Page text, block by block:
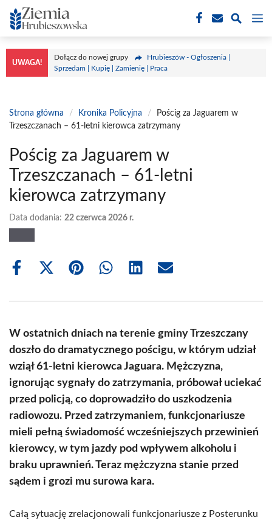
Przejdź
do
treści
UWAGA!
Dołącz do nowej grupy
Hrubieszów - Ogłoszenia |
Sprzedam | Kupię | Zamienię | Praca
Strona główna / Kronika Policyjna /
Pościg za Jaguarem w
Trzeszczanach – 61-letni kierowca zatrzymany
Pościg za Jaguarem w
Trzeszczanach – 61-letni
kierowca zatrzymany
Data dodania: 22 czerwca 2026 r.
Share
Share
(Twitter)
Share Share Share Share
W ostatnich dniach na terenie gminy Trzeszczany
doszło do dramatycznego pościgu, w którym udział
wziął 61-letni kierowca Jaguara. Mężczyzna,
ignorując sygnały do zatrzymania, próbował uciekać
przed policją, co doprowadziło do uszkodzenia
radiowozu. Przed zatrzymaniem, funkcjonariusze
mieli pełną świadomość wcześniejszych przewinień
kierowcy, w tym jazdy pod wpływem alkoholu i
braku uprawnień. Teraz mężczyzna stanie przed
sądem i grozi mu surowa kara.
Całą sytuację zrelacjonowali funkcjonariusze z Posterunku